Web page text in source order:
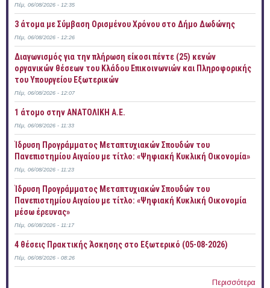
Πέμ, 06/08/2026 - 12:35
3 άτομα με Σύμβαση Ορισμένου Χρόνου στο Δήμο Δωδώνης
Πέμ, 06/08/2026 - 12:26
Διαγωνισμός για την πλήρωση είκοσι πέντε (25) κενών
οργανικών θέσεων του Κλάδου Επικοινωνιών και Πληροφορικής
του Υπουργείου Εξωτερικών
Πέμ, 06/08/2026 - 12:07
1 άτομο στην ΑΝΑΤΟΛΙΚΗ Α.Ε.
Πέμ, 06/08/2026 - 11:33
Ίδρυση Προγράμματος Μεταπτυχιακών Σπουδών του
Πανεπιστημίου Αιγαίου με τίτλο: «Ψηφιακή Κυκλική Οικονομία»
Πέμ, 06/08/2026 - 11:23
Ίδρυση Προγράμματος Μεταπτυχιακών Σπουδών του
Πανεπιστημίου Αιγαίου με τίτλο: «Ψηφιακή Κυκλική Οικονομία
μέσω έρευνας»
Πέμ, 06/08/2026 - 11:17
4 θέσεις Πρακτικής Άσκησης στο Εξωτερικό (05-08-2026)
Πέμ, 06/08/2026 - 08:26
Περισσότερα